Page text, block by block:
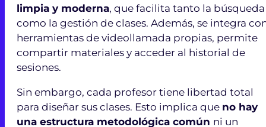
limpia y moderna, que facilita tanto la búsqueda
como la gestión de clases. Además, se integra
herramientas de videollamada propias, permite
compartir materiales y acceder al historial de
sesiones.
Sin embargo, cada profesor tiene libertad total
para diseñar sus clases. Esto implica que no hay
una estructura metodológica común ni un